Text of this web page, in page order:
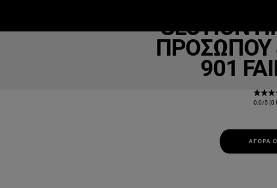
GLOTION
ΠΡΟΣΏΠΟΥ
901
0,0/5 (0
ΑΓΟΡΆ